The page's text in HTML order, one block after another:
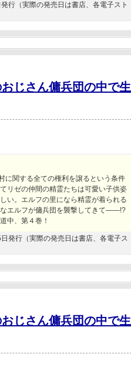
行（実際の発売日は書店、各電子スト
じさん傭兵団の中で生
に関する全ての権利を譲るという条件
リゼの仲間の精霊たちは可愛い子供姿
い。エルフの里になら精霊が着られる
エルフが傭兵団を襲撃してきて――!?
中、第４巻！
発行（実際の発売日は書店、各電子ス
じさん傭兵団の中で生